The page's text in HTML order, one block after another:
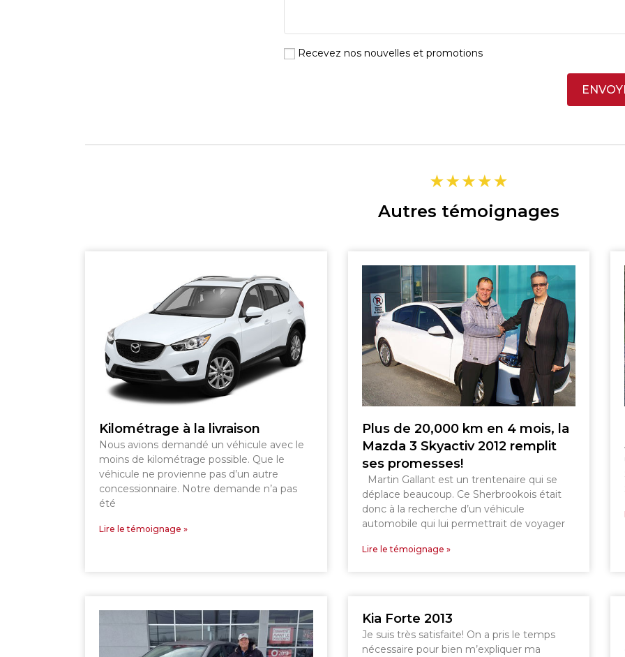
Recevez nos nouvelles et promotions
Autres témoignages
Kilométrage à la livraison
Nous avions demandé un véhicule avec le
moins de kilométrage possible. Que le
véhicule ne provienne pas d’un autre
concessionnaire. Notre demande n’a pas
été
Lire le témoignage »
Plus de 20,000 km en 4 mois, la
Mazda 3 Skyactiv 2012 remplit
ses promesses!
Martin Gallant est un trentenaire qui se
déplace beaucoup. Ce Sherbrookois était
donc à la recherche d’un véhicule
automobile qui lui permettrait de voyager
Lire le témoignage »
Kia Forte 2013
Je suis très satisfaite! On a pris le temps
nécessaire pour bien m’expliquer ma
TÉLÉPHONEZ
COWANSVILLE
SHERBROOKE
ST-HYACINTHE
GRANBY
VICTORIAVILLE
SHERBROOKE
SHERBROOKE
DRUMMONDVILLE
GRANBY
ST-HYACINTHE
GRANBY
SHERBROOKE